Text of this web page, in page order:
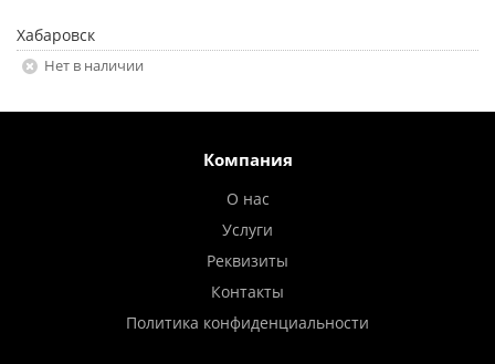
Хабаровск
Нет в наличии
Компания
О нас
Услуги
Реквизиты
Контакты
Политика конфиденциальности